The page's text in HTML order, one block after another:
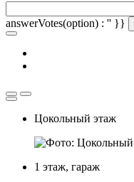
answerVotes(option) : '' }}
Цокольный этаж
1 этаж, гараж